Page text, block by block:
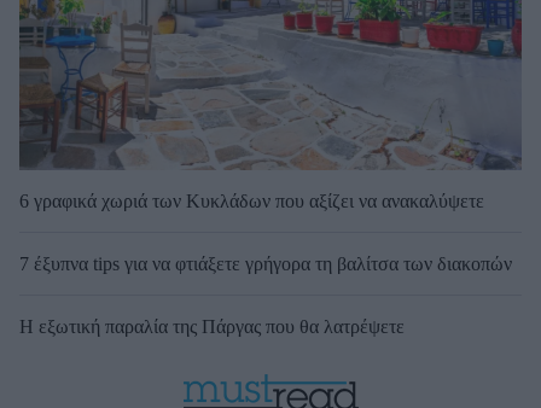
6 γραφικά χωριά των Κυκλάδων που αξίζει να ανακαλύψετε
7 έξυπνα tips για να φτιάξετε γρήγορα τη βαλίτσα των διακοπών
Η εξωτική παραλία της Πάργας που θα λατρέψετε